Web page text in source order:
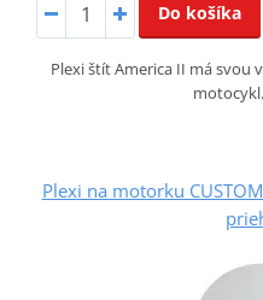
Do košíka
Plexi štít America II má svou
Plexi na motorku